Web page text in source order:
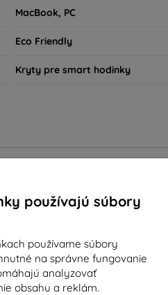
používajú súbory
používame súbory
na správne fungovanie
analyzovať
obsahu a reklám.
MacBook, PC
Eco Friendly
Kryty pre smart hodinky